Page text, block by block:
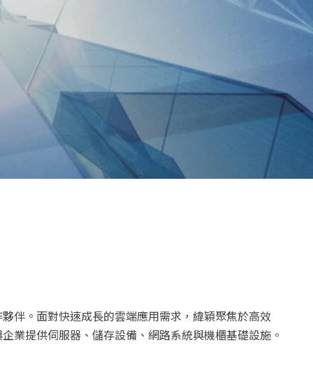
伴。面對快速成長的雲端應用需求，緯穎聚焦於高效
業提供伺服器、儲存設備、網路系統與機櫃基礎設施。